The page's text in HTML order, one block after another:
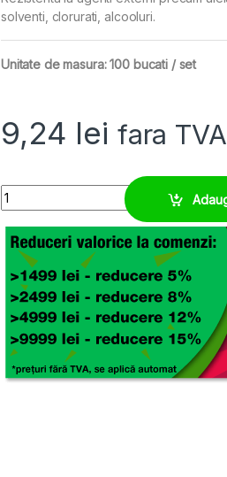
solventi, clorurati, alcooluri.
Unitate de masura: 100 bucati / set
9,24 lei fara TVA
Colier de plastic 200 x 3,6 rezistent